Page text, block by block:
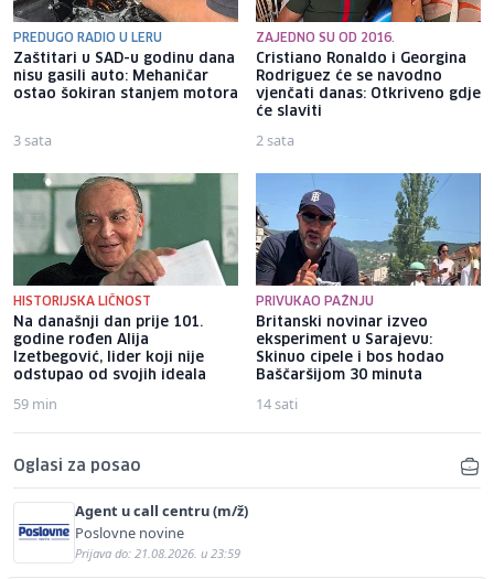
PREDUGO RADIO U LERU
Zaštitari u SAD-u godinu dana
nisu gasili auto: Mehaničar
ostao šokiran stanjem motora
3 sata
ZAJEDNO SU OD 2016.
Cristiano Ronaldo i Georgina
Rodriguez će se navodno
vjenčati danas: Otkriveno gdje
će slaviti
2 sata
HISTORIJSKA LIČNOST
Na današnji dan prije 101.
godine rođen Alija
Izetbegović, lider koji nije
odstupao od svojih ideala
59 min
PRIVUKAO PAŽNJU
Britanski novinar izveo
eksperiment u Sarajevu:
Skinuo cipele i bos hodao
Baščaršijom 30 minuta
14 sati
Oglasi za posao
Agent u call centru (m/ž)
Poslovne novine
Prijava do: 21.08.2026. u 23:59